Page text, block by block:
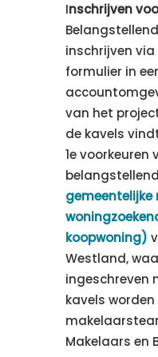
Inschrijven
inschrijven
formulier in
van het
de kavels
1e voorkeuren
koopwoning)
Westland,
ingeschreven
kavels
Makelaars en